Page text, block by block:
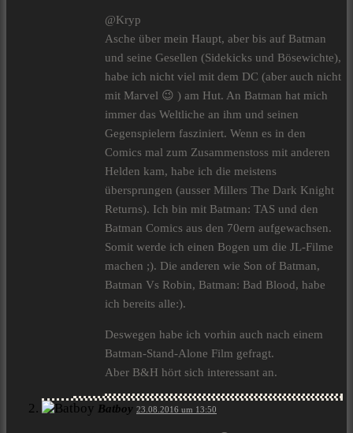
@Kryp
Asche über mein Haupt, aber bis auf Batman
und seine Gesellen (Sidekicks und Bösewichte),
habe ich nicht viel mit dem DC (aber auch nicht
mit Marvel 😉 ) am Hut. An Batman hat mich
immer das Weltliche an ihm und seinen
Gegenspielern fasziniert. Wenn es in den
Comics mal zum Zusammenstoss mit anderen
Helden kam, habe ich die meistens
übersprungen (ausser Millers The Dark Knight
Returns). Ich bin mit Batman: TAS und den
Batman Comics aus den 70ern aufgewachsen.
Somit werde ich einen Bogen um die JL-Filme
machen ;). Die anderen wie Son of Batman,
Batman Vs Robin, Batman: Bad Blood, habe
ich bereits alle:).
Deswegen habe ich vorhin auch nach einem
Batman-Stand-Alone Film gefragt.
Aber B&H hört sich interessant an.
Batboy 23.08.2016 um 13:50